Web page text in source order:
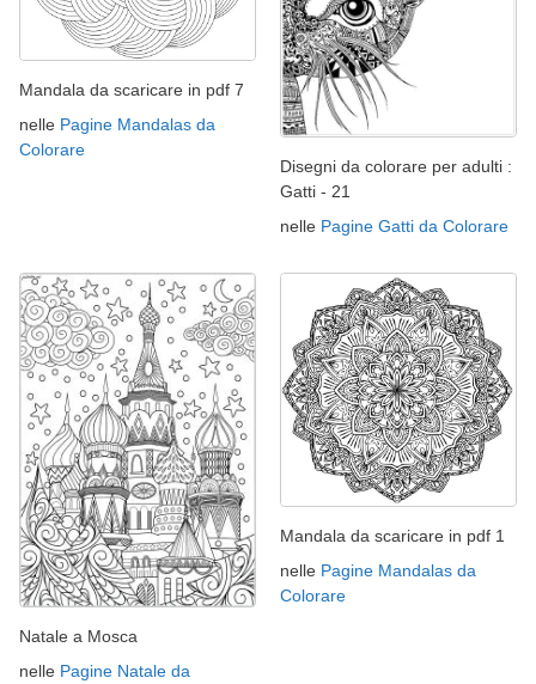
Mandala da scaricare in pdf 7
nelle Pagine Mandalas da
Colorare
Disegni da colorare per adulti :
Gatti - 21
nelle Pagine Gatti da Colorare
Natale a Mosca
nelle Pagine Natale da
Mandala da scaricare in pdf 1
nelle Pagine Mandalas da
Colorare